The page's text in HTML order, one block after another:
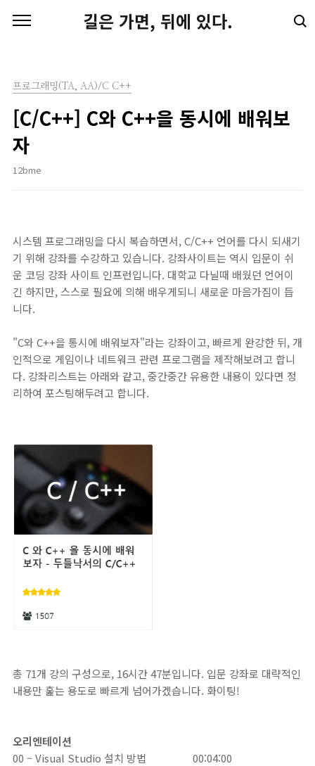
길은 가면, 뒤에 있다.
프로그래밍(TA, AA)/C C++
[C/C++] C와 C++을 동시에 배워보
자
12bme
시스템 프로그래밍을 다시 복습하면서, C/C++ 언어를 다시 되새기
기 위해 강좌를 수강하고 있습니다. 강좌사이트는 역시 입문이 쉬
운 코딩 강좌 사이트 인프런입니다. 대학교 다닐때 배웠던 언어이
긴 하지만, 스스로 필요에 의해 배우게되니 새로운 마음가짐이 듭
니다.
"C와 C++을 통시에 배워보자"라는 강좌이고, 빠르게 완강한 뒤, 개
인적으로 게임이나 네트워크 관련 프로그램을 제작해보려고 합니
다. 강좌리스트는 아래와 같고, 중간중간 유용한 내용이 있다면 정
리하여 포스팅해두려고 합니다.
총 71개 강의 구성으로, 16시간 47분입니다. 입문 강좌로 대략적인
내용만 훑는 용도로 빠르게 넘어가겠습니다. 화이팅!
오리엔테이션
00 – Visual Studio 설치 방법
00:04:00